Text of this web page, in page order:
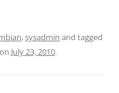
,sysadmin and tagged
on July 23, 2010.